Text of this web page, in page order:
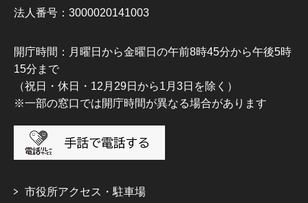
法人番号：3000020141003
開庁時間：月曜日から金曜日の午前8時45分から午後5時
15分まで
（祝日・休日・12月29日から1月3日を除く）
※一部の窓口では開庁時間が異なる場合があります
市役所アクセス・駐車場